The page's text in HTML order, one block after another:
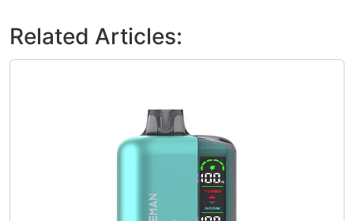
Related Articles: